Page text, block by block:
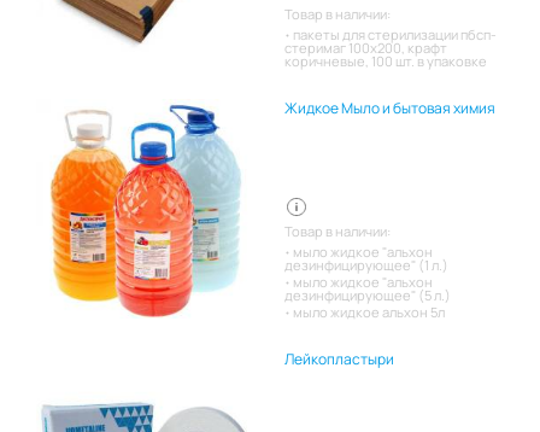
Товар в наличии:
пакеты для стерилизации пбсп-
стеримаг 100х200, крафт
коричневые, 100 шт. в упаковке
Жидкое Мыло и бытовая химия
Товар в наличии:
мыло жидкое "альхон
дезинфицирующее" (1 л.)
мыло жидкое "альхон
дезинфицирующее" (5 л.)
мыло жидкое альхон 5л
Лейкопластыри